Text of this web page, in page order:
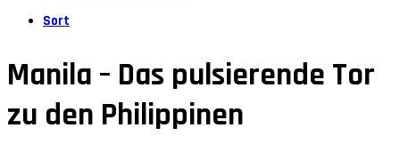
Sort
Manila – Das pulsierende Tor
zu den Philippinen